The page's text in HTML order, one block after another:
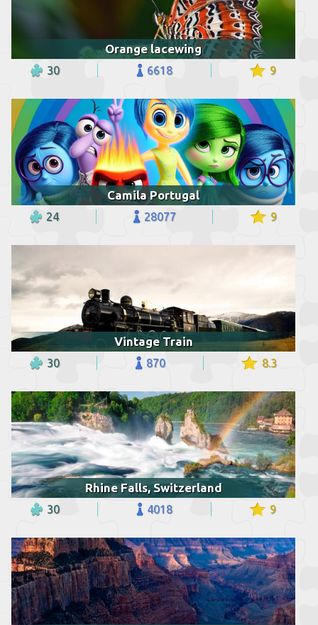
Orange lacewing
30 6618 9
Camila Portugal
24 28077 9
Vintage Train
30 870 8.3
Rhine Falls, Switzerland
30 4018 9